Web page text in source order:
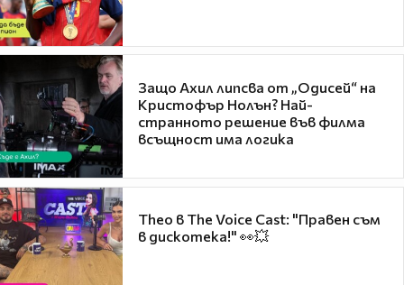
Защо Ахил липсва от „Одисей“ на
Кристофър Нолън? Най-
странното решение във филма
всъщност има логика
Theo в The Voice Cast: "Правен съм
в дискотека!" 👀💥